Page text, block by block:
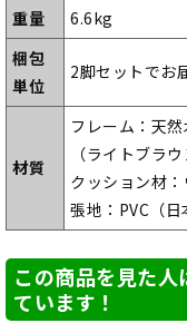
重量
6.6kg
梱包
単位
2脚セットでお
材質
フレーム：天
（ライトブラウ
クッション材
張地：PVC（日
この商品を見た
ています！